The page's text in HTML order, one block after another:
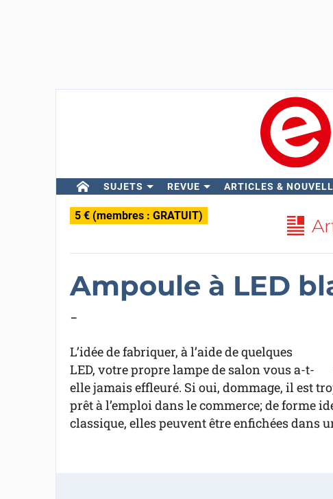
SUJETS REVUE ARTICLES &
5 € (membres : GRATUIT)
Ampoule à LED
-
L’idée de fabriquer, à l’aide de quelques
LED, votre propre lampe de salon vous a-t-
elle jamais effleuré. Si oui, dommage, il est
prêt à l’emploi dans le commerce; de forme
classique, elles peuvent être enfichées dans